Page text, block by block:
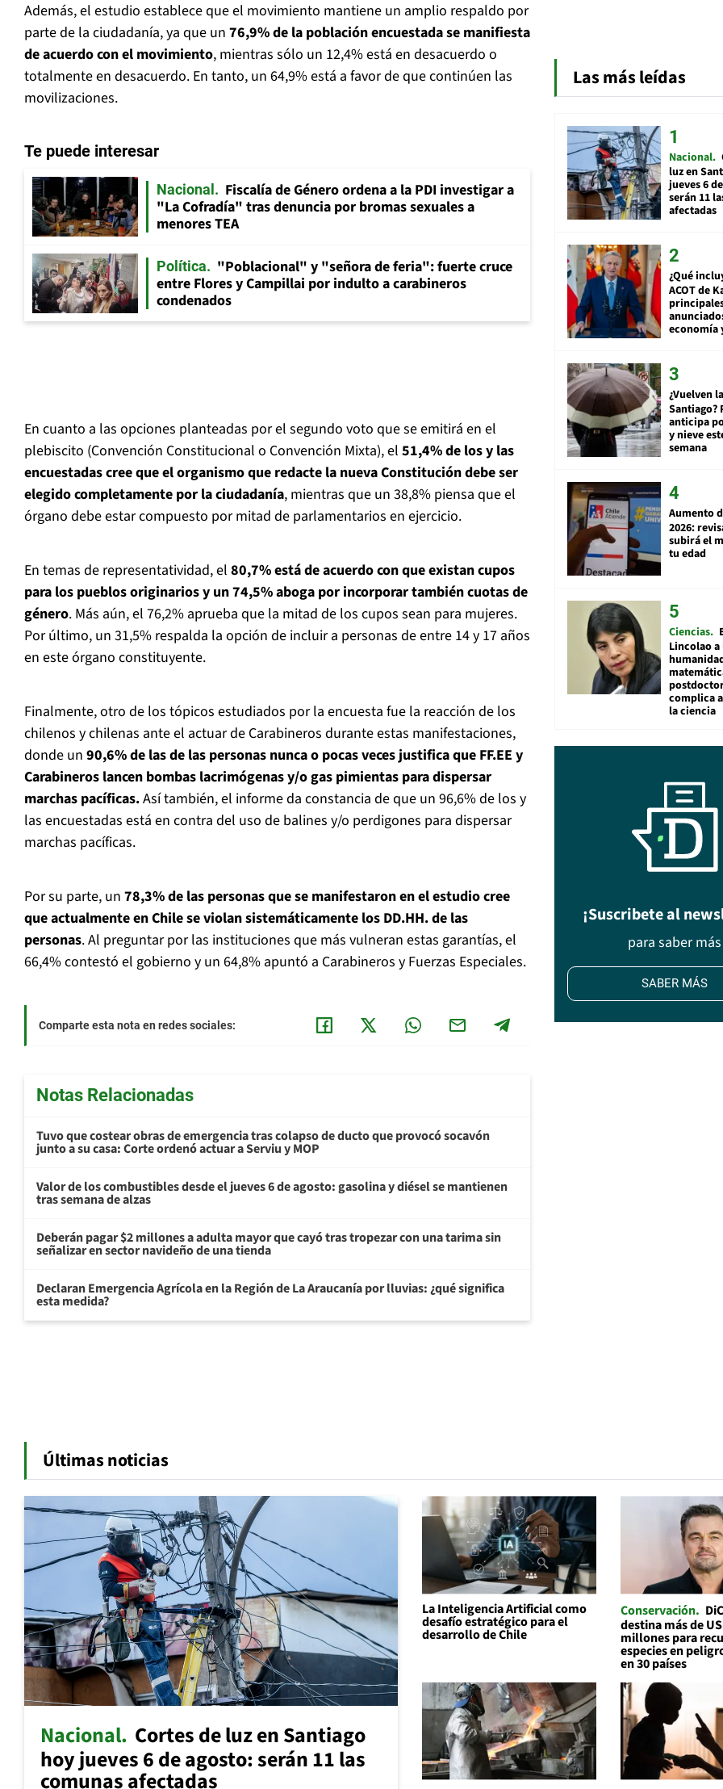
Además, el estudio establece que el movimiento mantiene un amplio respaldo por
parte de la ciudadanía, ya que un 76,9% de la población encuestada se manifiesta
de acuerdo con el movimiento, mientras sólo un 12,4% está en desacuerdo o
totalmente en desacuerdo. En tanto, un 64,9% está a favor de que continúen las
movilizaciones.
Te puede interesar
Nacional
Fiscalía de Género ordena a la PDI investigar a
"La Cofradía" tras denuncia por bromas sexuales a
menores TEA
Política
"Poblacional" y "señora de feria": fuerte cruce
entre Flores y Campillai por indulto a carabineros
condenados
En cuanto a las opciones planteadas por el segundo voto que se emitirá en el
plebiscito (Convención Constitucional o Convención Mixta), el 51,4% de los y las
encuestadas cree que el organismo que redacte la nueva Constitución debe ser
elegido completamente por la ciudadanía, mientras que un 38,8% piensa que el
órgano debe estar compuesto por mitad de parlamentarios en ejercicio.
En temas de representatividad, el 80,7% está de acuerdo con que existan cupos
para los pueblos originarios y un 74,5% aboga por incorporar también cuotas de
género. Más aún, el 76,2% aprueba que la mitad de los cupos sean para mujeres.
Por último, un 31,5% respalda la opción de incluir a personas de entre 14 y 17 años
en este órgano constituyente.
Finalmente, otro de los tópicos estudiados por la encuesta fue la reacción de los
chilenos y chilenas ante el actuar de Carabineros durante estas manifestaciones,
donde un 90,6% de las de las personas nunca o pocas veces justifica que FF.EE y
Carabineros lancen bombas lacrimógenas y/o gas pimientas para dispersar
marchas pacíficas.Así también, el informe da constancia de que un 96,6% de los y
las encuestadas está en contra del uso de balines y/o perdigones para dispersar
marchas pacíficas.
Por su parte, un 78,3% de las personas que se manifestaron en el estudio cree
que actualmente en Chile se violan sistemáticamente los DD.HH. de las
personas. Al preguntar por las instituciones que más vulneran estas garantías, el
66,4% contestó el gobierno y un 64,8% apuntó a Carabineros y Fuerzas Especiales.
Comparte esta nota en redes sociales:
Notas Relacionadas
Tuvo que costear obras de emergencia tras colapso de ducto que provocó socavón
junto a su casa: Corte ordenó actuar a Serviu y MOP
Valor de los combustibles desde el jueves 6 de agosto: gasolina y diésel se mantienen
tras semana de alzas
Deberán pagar $2 millones a adulta mayor que cayó tras tropezar con una tarima sin
señalizar en sector navideño de una tienda
Declaran Emergencia Agrícola en la Región de La Araucanía por lluvias: ¿qué significa
esta medida?
Las más leídas
Nacional
luz en
jueves 6
serán 11
afectadas
¿Qué
ACOT de
economía
¿Vuelven
Santiago?
anticipa
y nieve
semana
Aumento
2026:
subirá el
tu edad
Ciencias
Lincolao a
complica
la ciencia
¡Suscribete al
para saber más
SABER MÁS
Últimas noticias
Nacional Cortes de luz en Santiago
hoy jueves 6 de agosto: serán 11 las
comunas afectadas
La Inteligencia Artificial como
desafío estratégico para el
desarrollo de Chile
Conservación
destina más de
millones para
especies en
en 30 países